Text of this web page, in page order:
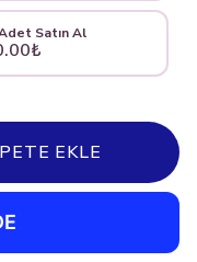
Satın Al
EKLE